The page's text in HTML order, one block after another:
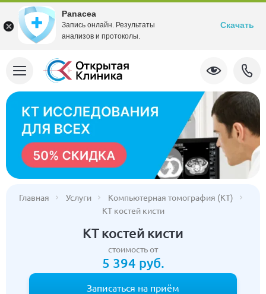
Главная Услуги
Компьютерная томография (КТ)
КТ костей кисти
КТ костей кисти
стоимость от
5 394 руб.
Записаться на приём
Panacea
Запись онлайн. Результаты
анализов и протоколы.
Скачать